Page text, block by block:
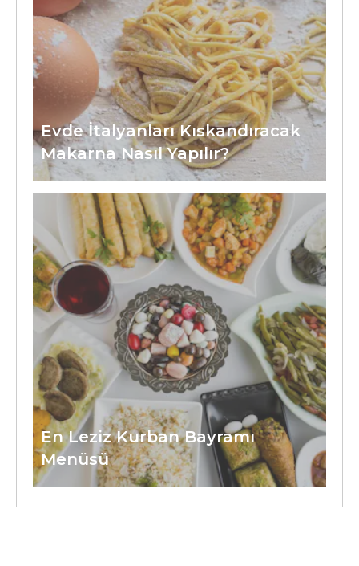
Evde İtalyanları Kıskandıracak
Makarna Nasıl Yapılır?
En Leziz Kurban Bayramı
Menüsü